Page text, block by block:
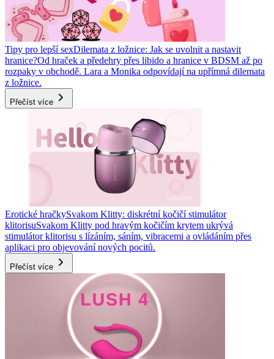
Tipy pro lepší sexDilemata z ložnice: Jak se uvolnit a nastavit
hranice?Od hraček a předehry přes libido a hranice v BDSM až po
rozpaky v obchodě. Lara a Monika odpovídají na upřímná dilemata
z ložnice.
Přečíst více
Erotické hračkySvakom Klitty: diskrétní kočičí stimulátor
klitorisuSvakom Klitty pod hravým kočičím krytem ukrývá
stimulátor klitorisu s lízáním, sáním, vibracemi a ovládáním přes
aplikaci pro objevování nových pocitů.
Přečíst více